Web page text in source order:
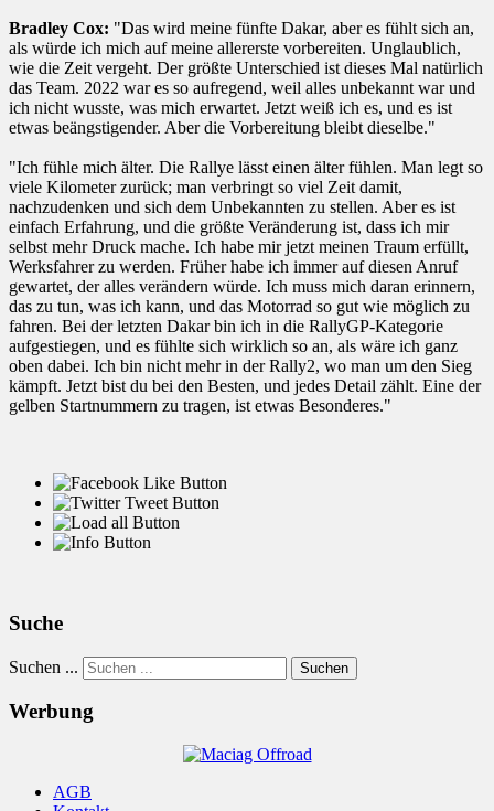
Bradley Cox: "Das wird meine fünfte Dakar, aber es fühlt sich an,
als würde ich mich auf meine allererste vorbereiten. Unglaublich,
wie die Zeit vergeht. Der größte Unterschied ist dieses Mal natürlich
das Team. 2022 war es so aufregend, weil alles unbekannt war und
ich nicht wusste, was mich erwartet. Jetzt weiß ich es, und es ist
etwas beängstigender. Aber die Vorbereitung bleibt dieselbe."
"Ich fühle mich älter. Die Rallye lässt einen älter fühlen. Man legt so
viele Kilometer zurück; man verbringt so viel Zeit damit,
nachzudenken und sich dem Unbekannten zu stellen. Aber es ist
einfach Erfahrung, und die größte Veränderung ist, dass ich mir
selbst mehr Druck mache. Ich habe mir jetzt meinen Traum erfüllt,
Werksfahrer zu werden. Früher habe ich immer auf diesen Anruf
gewartet, der alles verändern würde. Ich muss mich daran erinnern,
das zu tun, was ich kann, und das Motorrad so gut wie möglich zu
fahren. Bei der letzten Dakar bin ich in die RallyGP-Kategorie
aufgestiegen, und es fühlte sich wirklich so an, als wäre ich ganz
oben dabei. Ich bin nicht mehr in der Rally2, wo man um den Sieg
kämpft. Jetzt bist du bei den Besten, und jedes Detail zählt. Eine der
gelben Startnummern zu tragen, ist etwas Besonderes."
Suche
Suchen ... Suchen
Werbung
AGB